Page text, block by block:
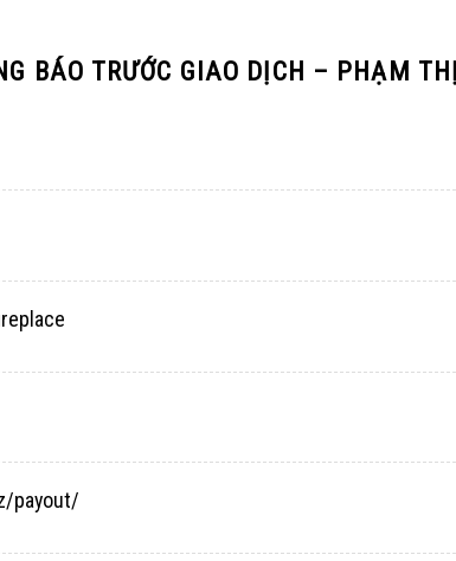
BÁO TRƯỚC GIAO DỊCH – PHẠM
payout/